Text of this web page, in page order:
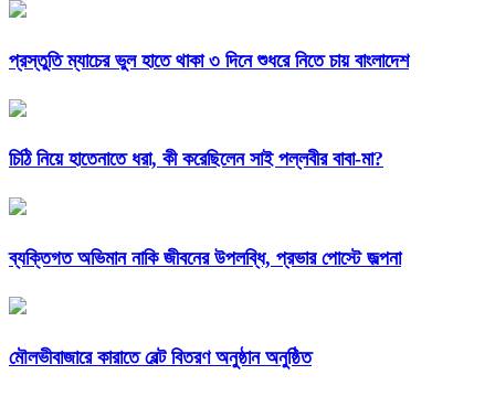
প্রস্তুতি ম্যাচের ভুল হাতে থাকা ৩ দিনে শুধরে নিতে চায় বাংলাদেশ
চিঠি নিয়ে হাতেনাতে ধরা, কী করেছিলেন সাই পল্লবীর বাবা-মা?
ব্যক্তিগত অভিমান নাকি জীবনের উপলব্ধি, প্রভার পোস্টে জল্পনা
মৌলভীবাজারে কারাতে বেল্ট বিতরণ অনুষ্ঠান অনুষ্ঠিত